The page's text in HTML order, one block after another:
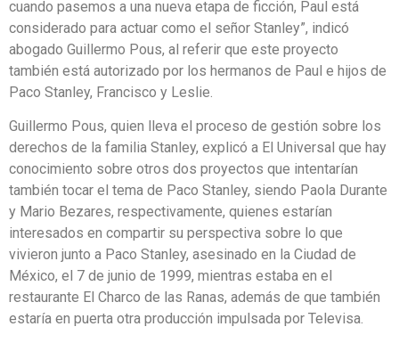
cuando pasemos a una nueva etapa de ficción, Paul está
considerado para actuar como el señor Stanley”, indicó
abogado Guillermo Pous, al referir que este proyecto
también está autorizado por los hermanos de Paul e hijos de
Paco Stanley, Francisco y Leslie.
Guillermo Pous, quien lleva el proceso de gestión sobre los
derechos de la familia Stanley, explicó a El Universal que hay
conocimiento sobre otros dos proyectos que intentarían
también tocar el tema de Paco Stanley, siendo Paola Durante
y Mario Bezares, respectivamente, quienes estarían
interesados en compartir su perspectiva sobre lo que
vivieron junto a Paco Stanley, asesinado en la Ciudad de
México, el 7 de junio de 1999, mientras estaba en el
restaurante El Charco de las Ranas, además de que también
estaría en puerta otra producción impulsada por Televisa.